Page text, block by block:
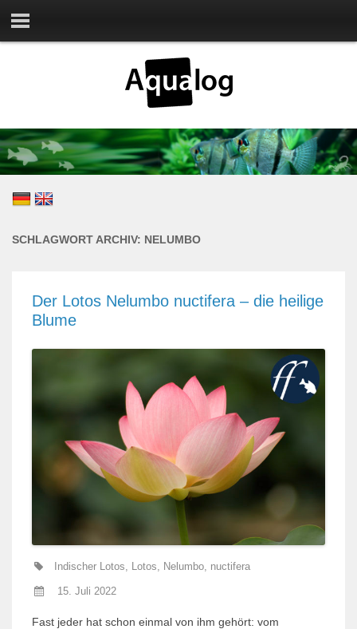
SCHLAGWORT ARCHIV: NELUMBO
Der Lotos Nelumbo nuctifera – die heilige
Blume
Indischer Lotos Lotos Nelumbo, nuctifera
15. Juli 2022
Fast jeder hat schon einmal von ihm gehört: vom